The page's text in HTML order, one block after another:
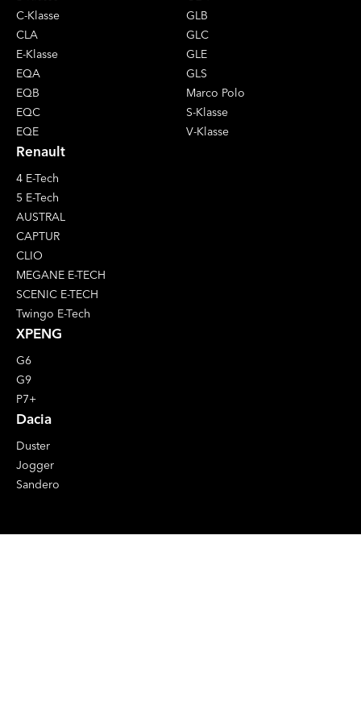
C-Klasse
CLA
E-Klasse
EQA
EQB
EQC
EQE
GLB
GLC
GLE
GLS
Marco Polo
S-Klasse
V-Klasse
Renault
4 E-Tech
5 E-Tech
AUSTRAL
CAPTUR
CLIO
MEGANE E-TECH
SCENIC E-TECH
Twingo E-Tech
XPENG
G6
G9
P7+
Dacia
Duster
Jogger
Sandero